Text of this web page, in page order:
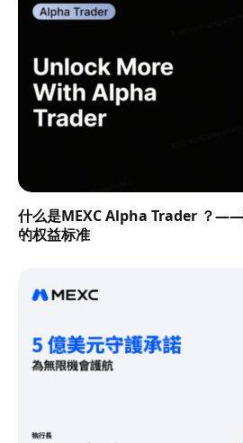
什么是MEXC Alpha Trader ？——
的权益标准